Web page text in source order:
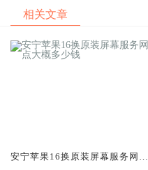
相关文章
安宁苹果16换原装屏幕服务网点